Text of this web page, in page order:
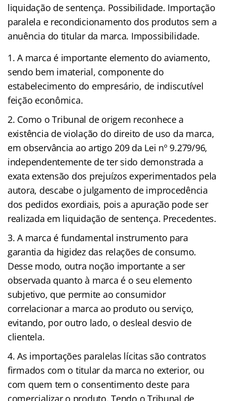
liquidação de sentença. Possibilidade. Importação
paralela e recondicionamento dos produtos sem a
anuência do titular da marca. Impossibilidade.
A marca é importante elemento do aviamento,
sendo bem imaterial, componente do
estabelecimento do empresário, de indiscutível
feição econômica.
Como o Tribunal de origem reconhece a
existência de violação do direito de uso da marca,
em observância ao artigo 209 da Lei nº 9.279/96,
independentemente de ter sido demonstrada a
exata extensão dos prejuízos experimentados pela
autora, descabe o julgamento de improcedência
dos pedidos exordiais, pois a apuração pode ser
realizada em liquidação de sentença. Precedentes.
A marca é fundamental instrumento para
garantia da higidez das relações de consumo.
Desse modo, outra noção importante a ser
observada quanto à marca é o seu elemento
subjetivo, que permite ao consumidor
correlacionar a marca ao produto ou serviço,
evitando, por outro lado, o desleal desvio de
clientela.
As importações paralelas lícitas são contratos
firmados com o titular da marca no exterior, ou
com quem tem o consentimento deste para
comercializar o produto. Tendo o Tribunal de